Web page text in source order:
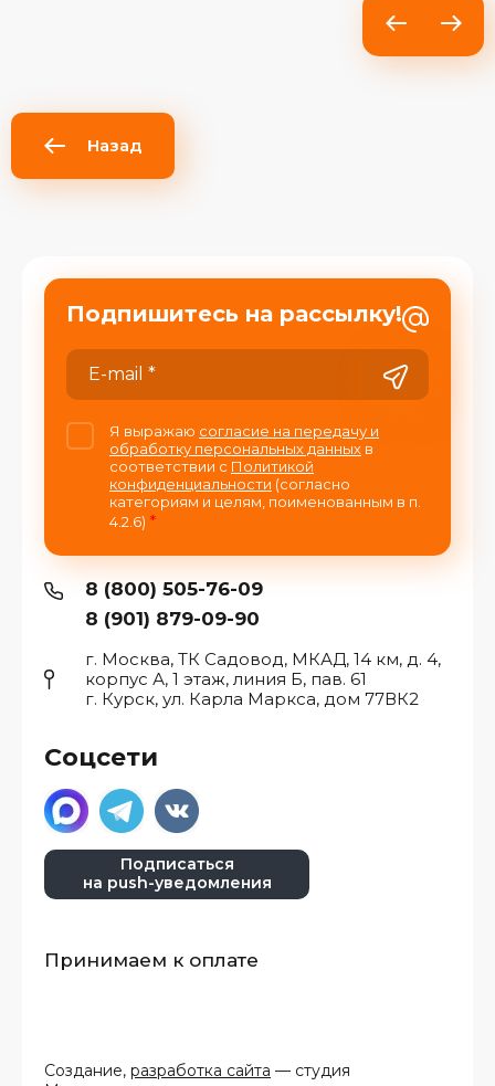
Назад
8 (800) 505-76-09
8 (901) 879-09-90
г. Москва, ТК Садовод, МКАД, 14 км, д. 4,
корпус А, 1 этаж, линия Б, пав. 61
г. Курск, ул. Карла Маркса, дом 77ВК2
Соцсети
Подписаться
на push-уведомления
Принимаем к оплате
Подпишитесь на рассылку!
Я выражаю согласие на передачу и
обработку персональных данных в
соответствии с Политикой
конфиденциальности (согласно
категориям и целям, поименованным в п.
4.2.6) *
Создание, разработка сайта — студия